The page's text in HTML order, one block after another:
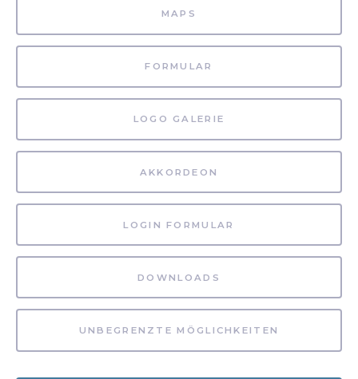
MAPS
FORMULAR
LOGO GALERIE
AKKORDEON
LOGIN FORMULAR
DOWNLOADS
UNBEGRENZTE MÖGLICHKEITEN